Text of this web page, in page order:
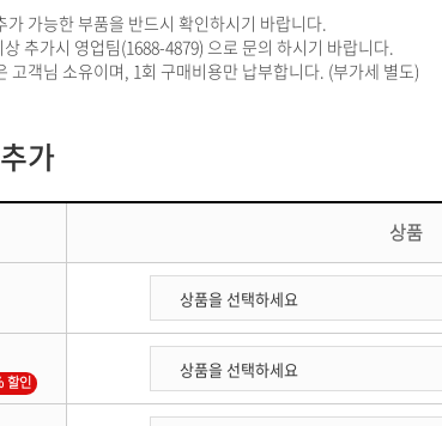
가능한 부품을 반드시 확인하시기 바랍니다.
추가시 영업팀(1688-4879) 으로 문의 하시기 바랍니다.
고객님 소유이며, 1회 구매비용만 납부합니다. (부가세 별도)
가
상품
할인